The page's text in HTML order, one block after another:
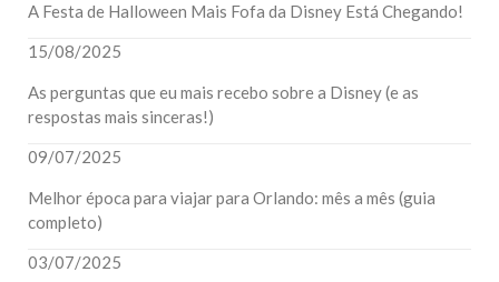
A Festa de Halloween Mais Fofa da Disney Está Chegando!
15/08/2025
As perguntas que eu mais recebo sobre a Disney (e as
respostas mais sinceras!)
09/07/2025
Melhor época para viajar para Orlando: mês a mês (guia
completo)
03/07/2025